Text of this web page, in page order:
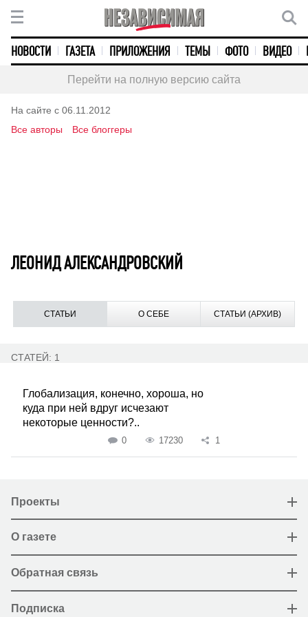
НОВОСТИ ГАЗЕТА ПРИЛОЖЕНИЯ ТЕМЫ ФОТО ВИДЕО
Перейти на полную версию сайта
На сайте с 06.11.2012
Все авторы
Все блоггеры
ЛЕОНИД АЛЕКСАНДРОВСКИЙ
СТАТЬИ О СЕБЕ СТАТЬИ (АРХИВ)
СТАТЕЙ: 1
Глобализация, конечно, хороша, но
куда при ней вдруг исчезают
некоторые ценности?..
0 17230 1
Проекты
О газете
Обратная связь
Подписка